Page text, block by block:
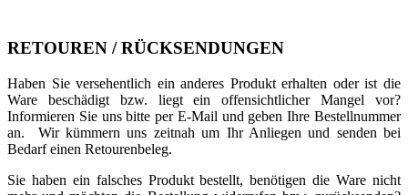
RETOUREN / RÜCKSENDUNGEN
Haben Sie versehentlich ein anderes Produkt erhalten oder ist die
Ware beschädigt bzw. liegt ein offensichtlicher Mangel vor?
Informieren Sie uns bitte per E-Mail und geben Ihre Bestellnummer
an. Wir kümmern uns zeitnah um Ihr Anliegen und senden bei
Bedarf einen Retourenbeleg.
Sie haben ein falsches Produkt bestellt, benötigen die Ware nicht